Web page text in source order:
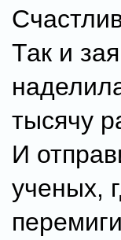
Так и
тысячу
И
ученых,